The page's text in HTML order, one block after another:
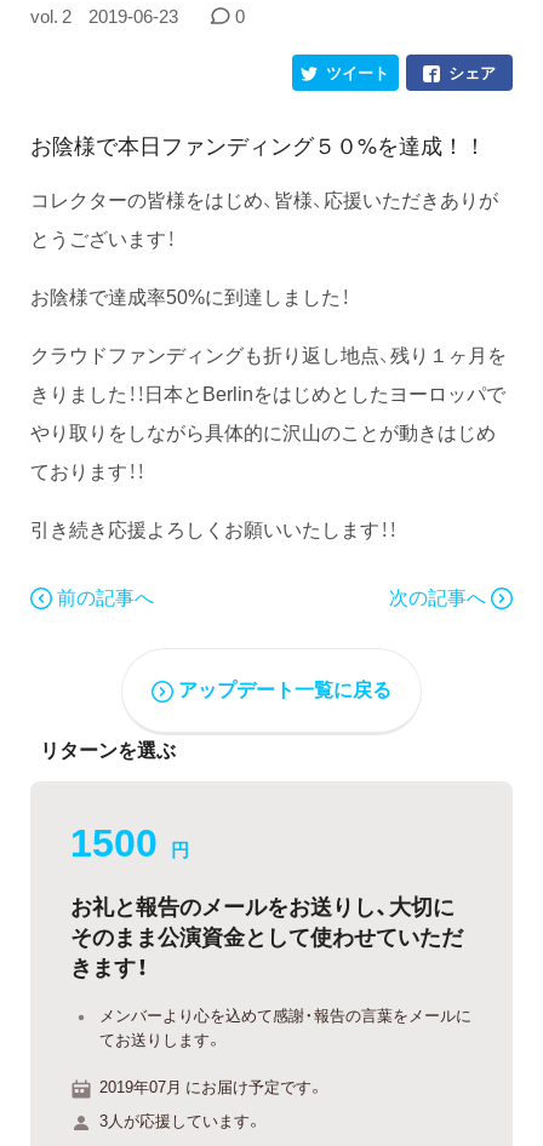
vol. 2 2019-06-23 0
シェア
ツイート
お陰様で本日ファンディング５０%を達成！！
コレクターの皆様をはじめ、皆様、応援いただきありが
とうございます！
お陰様で達成率50%に到達しました！
クラウドファンディングも折り返し地点、残り１ヶ月を
きりました！！日本とBerlinをはじめとしたヨーロッパで
やり取りをしながら具体的に沢山のことが動きはじめ
ております！！
引き続き応援よろしくお願いいたします！！
前の記事へ 次の記事へ
アップデート一覧に戻る
リターンを選ぶ
1500 円
お礼と報告のメールをお送りし、大切に
そのまま公演資金として使わせていただ
きます！
メンバーより心を込めて感謝・報告の言葉をメールに
てお送りします。
2019年07月 にお届け予定です。
3人が応援しています。